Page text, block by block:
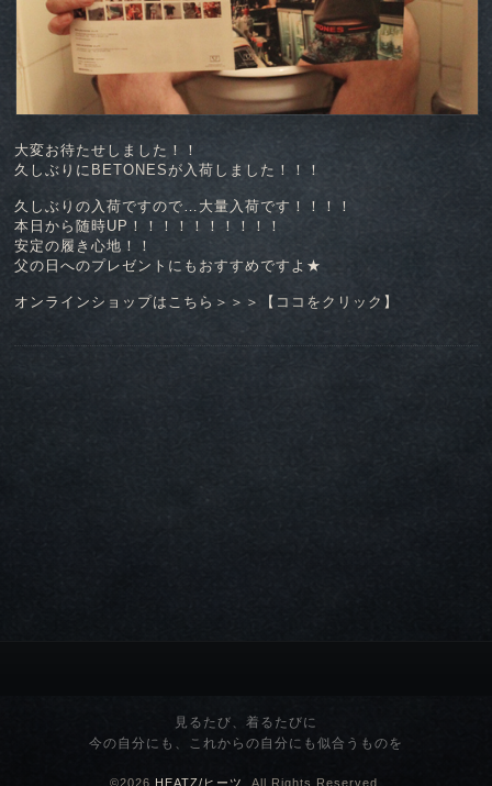
大変お待たせしました！！
久しぶりに BETONESが入荷しました！！！
久しぶりの入荷ですので…大量入荷です！！！！
本日から随時UP！！！！！！！！！！
安定の履き心地！！
父の日へのプレゼントにもおすすめですよ★
オンラインショップはこちら＞＞＞【 ココをクリック 】
見るたび、着るたびに
今の自分にも、これからの自分にも似合うものを
©2026 HEATZ/ヒーツ . All Rights Reserved.